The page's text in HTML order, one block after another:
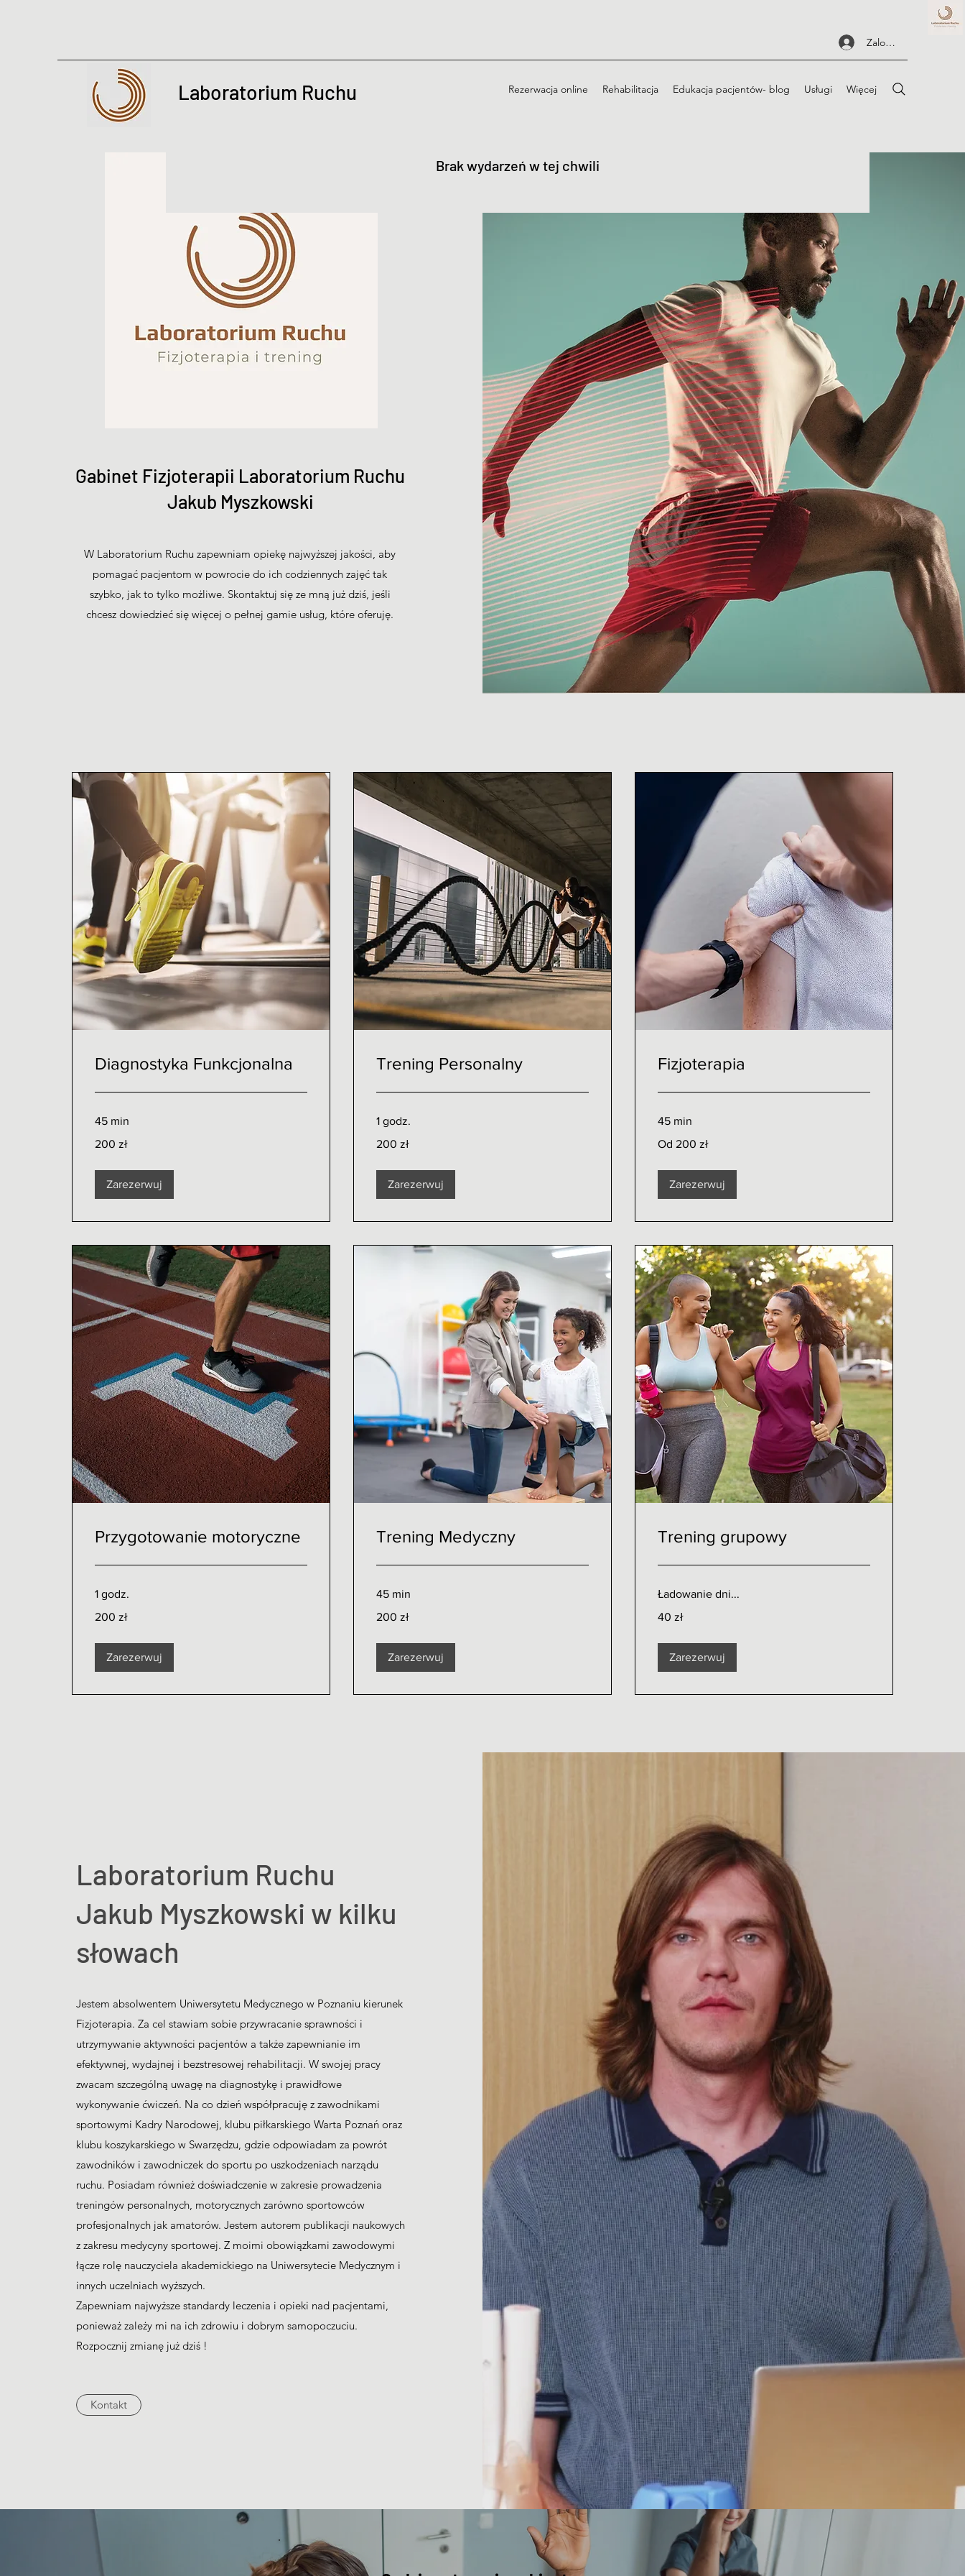
Zaloguj się
Laboratorium Ruchu Rezerwacja online Rehabilitacja Edukacja pacjentów- blog Usługi Więcej
Gabinet Fizjoterapii Laboratorium Ruchu
Jakub Myszkowski
W Laboratorium Ruchu zapewniam opiekę najwyższej jakości, aby
pomagać pacjentom w powrocie do ich codziennych zajęć tak
szybko, jak to tylko możliwe. Skontaktuj się ze mną już dziś, jeśli
chcesz dowiedzieć się więcej o pełnej gamie usług, które oferuję.
Brak wydarzeń w tej chwili
Diagnostyka Funkcjonalna
45 min
złotych
200 zł
Zarezerwuj
Trening Personalny
1 godz.
złotych
200 zł
Zarezerwuj
Fizjoterapia
45 min
200
Od 200 zł
Zarezerwuj
Przygotowanie motoryczne
1 godz.
złotych
200 zł
Zarezerwuj
Trening Medyczny
45 min
złotych
200 zł
Zarezerwuj
Trening grupowy
Ładowanie dni...
złotych
40 zł
Zarezerwuj
Laboratorium Ruchu
Jakub Myszkowski w kilku
słowach
Jestem absolwentem Uniwersytetu Medycznego w Poznaniu kierunek
Fizjoterapia. Za cel stawiam sobie przywracanie sprawności i
utrzymywanie aktywności pacjentów a także zapewnianie im
efektywnej, wydajnej i bezstresowej rehabilitacji. W swojej pracy
zwacam szczególną uwagę na diagnostykę i prawidłowe
wykonywanie ćwiczeń. Na co dzień współpracuję z zawodnikami
sportowymi Kadry Narodowej, klubu piłkarskiego Warta Poznań oraz
klubu koszykarskiego w Swarzędzu, gdzie odpowiadam za powrót
zawodników i zawodniczek do sportu po uszkodzeniach narządu
ruchu. Posiadam również doświadczenie w zakresie prowadzenia
treningów personalnych, motorycznych zarówno sportowców
profesjonalnych jak amatorów. Jestem autorem publikacji naukowych
z zakresu medycyny sportowej. Z moimi obowiązkami zawodowymi
łącze rolę nauczyciela akademickiego na Uniwersytecie Medycznym i
innych uczelniach wyższych.
Zapewniam najwyższe standardy leczenia i opieki nad pacjentami,
ponieważ zależy mi na ich zdrowiu i dobrym samopoczuciu.
Rozpocznij zmianę już dziś !
Kontakt